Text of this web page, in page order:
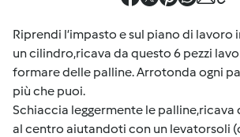
Riprendi l’impasto e sul piano di
un cilindro,ricava da questo 6 pezzi
formare delle palline. Arrotonda ogni
più che puoi.
Schiaccia leggermente le palline,ricava
al centro aiutandoti con un levatorsoli